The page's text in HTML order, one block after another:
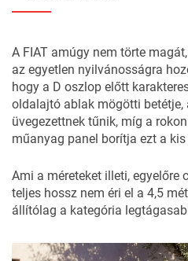
A FIAT amúgy nem törte
az egyetlen nyilvánosságra
hogy a D oszlop előtt
oldalajtó ablak mögötti betétje,
üvegezettnek tűnik, míg a
műanyag panel borítja ezt a
Ami a méreteket illeti, egyelőre
teljes hossz nem éri el a 4,5
állítólag a kategória